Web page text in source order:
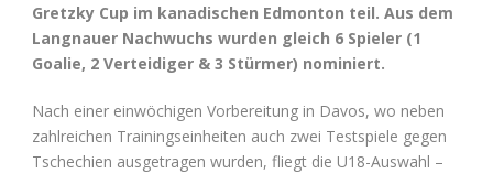
Gretzky Cup im kanadischen Edmonton teil. Aus dem
Langnauer Nachwuchs wurden gleich 6 Spieler (1
Goalie, 2 Verteidiger & 3 Stürmer) nominiert.
Nach einer einwöchigen Vorbereitung in Davos, wo neben
zahlreichen Trainingseinheiten auch zwei Testspiele gegen
Tschechien ausgetragen wurden, fliegt die U18-Auswahl –